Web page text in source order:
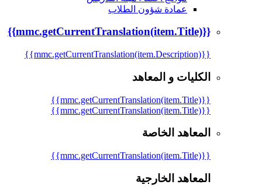
عمادة شؤون الطلاب
{{mmc.getCurrentTranslation(item.Title)}}
{{mmc.getCurrentTranslation(item.Description)}}
الكليات و المعاهد
{{mmc.getCurrentTranslation(item.Title)}}
{{mmc.getCurrentTranslation(item.Title)}}
المعاهد الخاصة
{{mmc.getCurrentTranslation(item.Title)}}
المعاهد الخارجية